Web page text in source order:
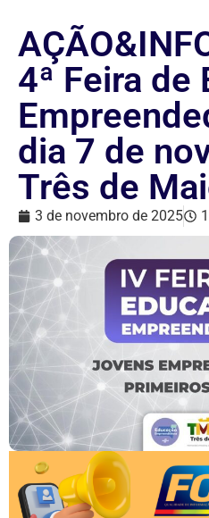
4ª Feira de
dia 7 de
Três de
3 de novembro de 2025